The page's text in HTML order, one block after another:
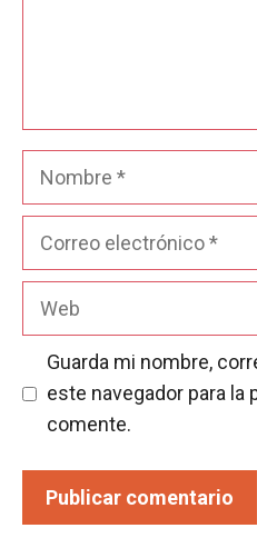
Nombre
Guarda mi nombre,
este navegador para la
comente.